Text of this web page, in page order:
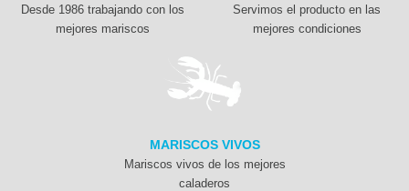
Desde 1986 trabajando con los
mejores mariscos
Servimos el producto en las
mejores condiciones
MARISCOS VIVOS
Mariscos vivos de los mejores
caladeros